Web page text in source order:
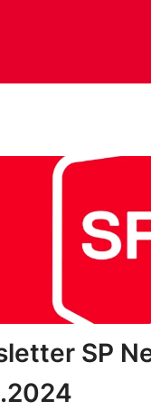
SP